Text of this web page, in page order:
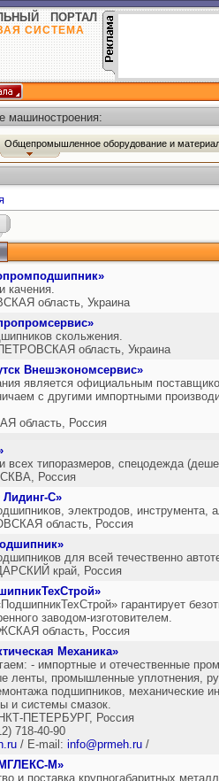
ПОРТАЛ
СИСТЕМА
машиностроения:
Общепромышленное оборудование и
качения.
область, Украина
скольжения.
область, Украина
Внешэкономсервис»
является официальным
с другими импортными
область, Россия
всех типоразмеров, спецодежда
Россия
С»
электродов, инструмента,
область, Россия
для всей течественно
край, Россия
гарантирует
заводом-изготовителем.
область, Россия
Механика»
- импортные и отечественные
ленты, промышленные уплотнения,
подшипников, механические
и системы смазок.
ПЕТЕРБУРГ, Россия
718-40-90
/ E-mail: info@prmeh.ru /
М»
и поставка крупногабаритных